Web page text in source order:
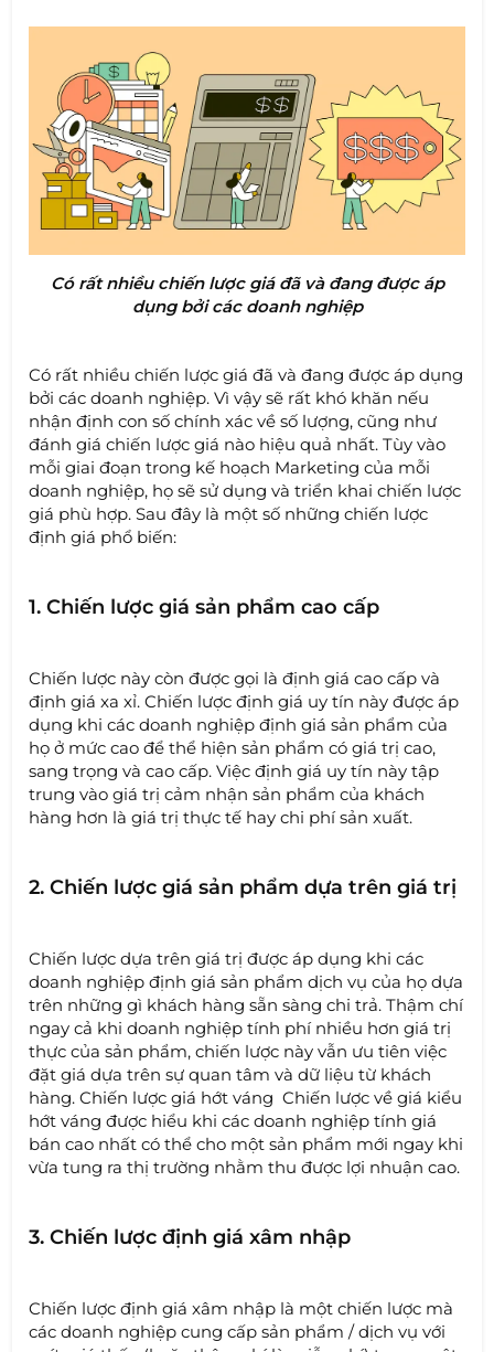
Có rất nhiều chiến lược giá đã và đang được áp
dụng bởi các doanh nghiệp
Có rất nhiều chiến lược giá đã và đang được áp dụng
bởi các doanh nghiệp. Vì vậy sẽ rất khó khăn nếu
nhận định con số chính xác về số lượng, cũng như
đánh giá chiến lược giá nào hiệu quả nhất. Tùy vào
mỗi giai đoạn trong kế hoạch Marketing của mỗi
doanh nghiệp, họ sẽ sử dụng và triển khai chiến lược
giá phù hợp. Sau đây là một số những chiến lược
định giá phổ biến:
1. Chiến lược giá sản phẩm cao cấp
Chiến lược này còn được gọi là định giá cao cấp và
định giá xa xỉ. Chiến lược định giá uy tín này được áp
dụng khi các doanh nghiệp định giá sản phẩm của
họ ở mức cao để thể hiện sản phẩm có giá trị cao,
sang trọng và cao cấp. Việc định giá uy tín này tập
trung vào giá trị cảm nhận sản phẩm của khách
hàng hơn là giá trị thực tế hay chi phí sản xuất.
2. Chiến lược giá sản phẩm dựa trên giá trị
Chiến lược dựa trên giá trị được áp dụng khi các
doanh nghiệp định giá sản phẩm dịch vụ của họ dựa
trên những gì khách hàng sẵn sàng chi trả. Thậm chí
ngay cả khi doanh nghiệp tính phí nhiều hơn giá trị
thực của sản phẩm, chiến lược này vẫn ưu tiên việc
đặt giá dựa trên sự quan tâm và dữ liệu từ khách
hàng. Chiến lược giá hớt váng Chiến lược về giá kiểu
hớt váng được hiểu khi các doanh nghiệp tính giá
bán cao nhất có thể cho một sản phẩm mới ngay khi
vừa tung ra thị trường nhằm thu được lợi nhuận cao.
3. Chiến lược định giá xâm nhập
Chiến lược định giá xâm nhập là một chiến lược mà
các doanh nghiệp cung cấp sản phẩm / dịch vụ với